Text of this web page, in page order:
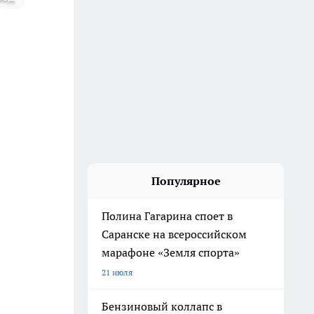
Популярное
Полина Гагарина споет в
Саранске на всероссийском
марафоне «Земля спорта»
21 июля
Бензиновый коллапс в